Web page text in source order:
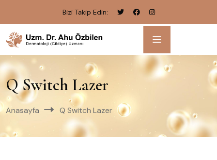
Bizi Takip Edin:
Q Switch Lazer
Anasayfa Q Switch Lazer